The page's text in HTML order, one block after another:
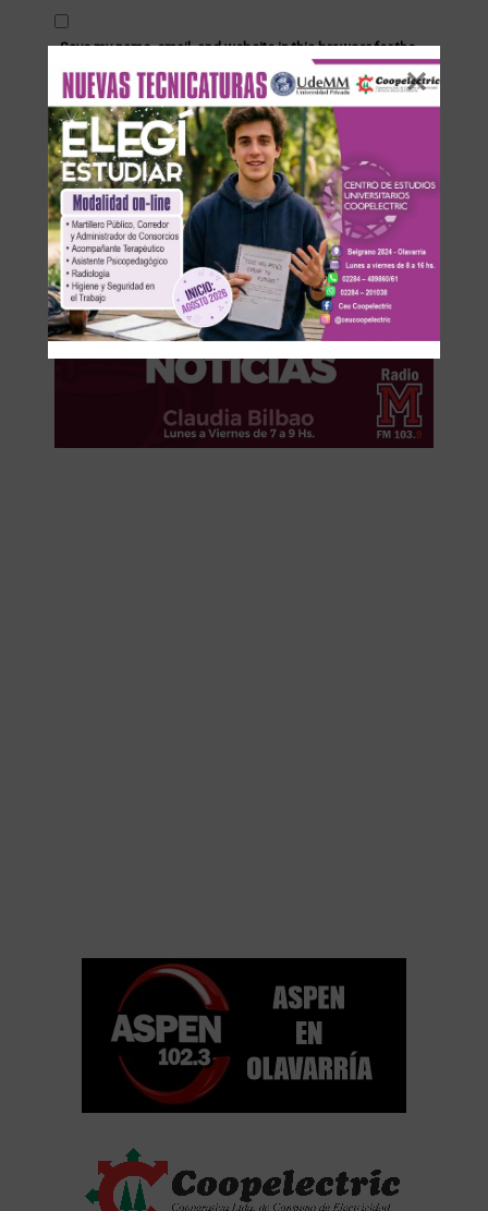
Save my name, email, and website in this browser for the
next time I comment.
Recibir un correo electrónico con cada nueva entrada.